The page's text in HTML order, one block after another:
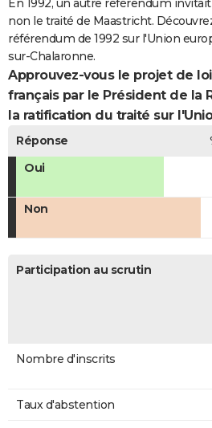
En 1992, un autre référendum
non le traité de Maastricht.
référendum de 1992 sur l'Union
sur-Chalaronne.
Approuvez-vous le projet de
français par le Président de la
la ratification du traité sur
Réponse
Oui
Non
Participation au scrutin
Nombre d'inscrits
Taux d'abstention